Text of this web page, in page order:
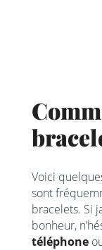
Voici
sont
bracelets. Si
bonheur,
téléphone